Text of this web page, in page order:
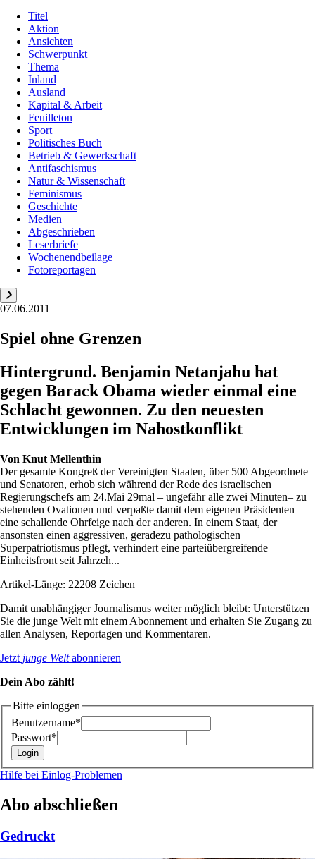
Titel
Aktion
Ansichten
Schwerpunkt
Thema
Inland
Ausland
Kapital & Arbeit
Feuilleton
Sport
Politisches Buch
Betrieb & Gewerkschaft
Antifaschismus
Natur & Wissenschaft
Feminismus
Geschichte
Medien
Abgeschrieben
Leserbriefe
Wochenendbeilage
Fotoreportagen
07.06.2011
Spiel ohne Grenzen
Hintergrund. Benjamin Netanjahu hat
gegen Barack Obama wieder einmal eine
Schlacht gewonnen. Zu den neuesten
Entwicklungen im Nahostkonflikt
Von Knut Mellenthin
Der gesamte Kongreß der Vereinigten Staaten, über 500 Abgeordnete
und Senatoren, erhob sich während der Rede des israelischen
Regierungschefs am 24.Mai 29mal – ungefähr alle zwei Minuten– zu
stehenden Ovationen und verpaßte damit dem eigenen Präsidenten
eine schallende Ohrfeige nach der anderen. In einem Staat, der
ansonsten einen aggressiven, geradezu pathologischen
Superpatriotismus pflegt, verhindert eine parteiübergreifende
Einheitsfront seit Jahrzeh...
Artikel-Länge: 22208 Zeichen
Damit unabhängiger Journalismus weiter möglich bleibt: Unterstützen
Sie die junge Welt mit einem Abonnement und erhalten Sie Zugang zu
allen Analysen, Reportagen und Kommentaren.
Jetzt junge Weltabonnieren
Dein Abo zählt!
Bitte einloggen
Benutzername*
Passwort*
Hilfe bei Einlog-Problemen
Abo abschließen
Gedruckt